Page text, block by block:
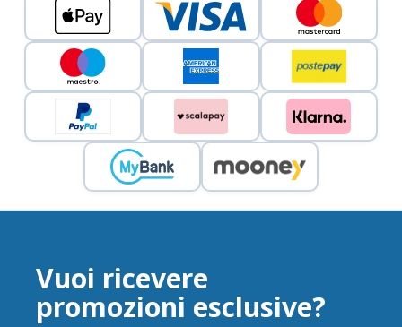
Vuoi ricevere
promozioni esclusive?